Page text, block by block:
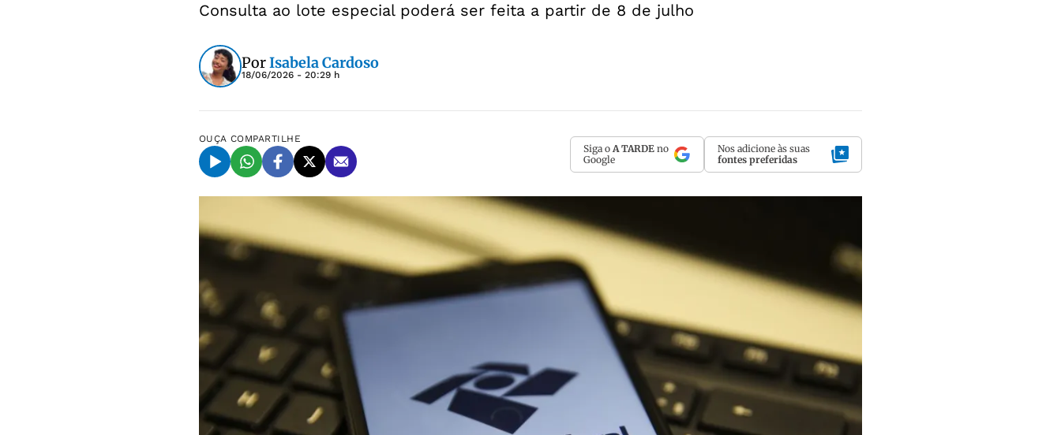
Consulta ao lote especial poderá ser feita a partir de 8 de julho
PorIsabela Cardoso
18/06/2026 - 20:29 h
OUÇA COMPARTILHE
Siga o A TARDE no
Google
Nos adicione às suas
fontes preferidas